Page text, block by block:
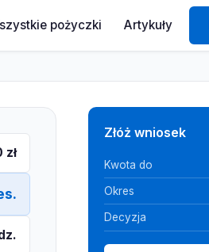
pożyczki Artykuły
zł
Złóż wniosek
Kwota do
Okres
Decyzja